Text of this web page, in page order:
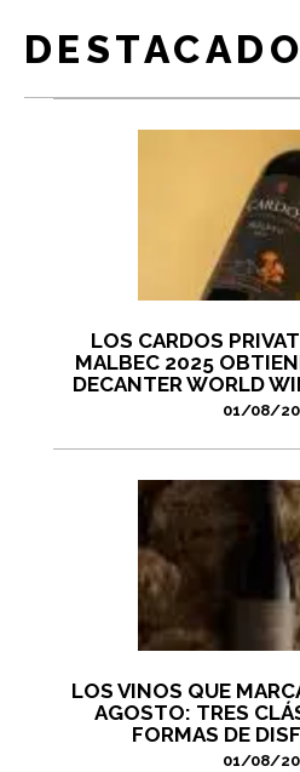
LOS CARDOS
MALBEC 2025
DECANTER WORLD
01/08/
LOS VINOS QUE
AGOSTO: TRES
FORMAS DE
01/08/